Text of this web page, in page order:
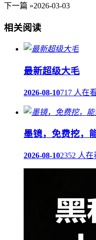
下一篇 »2026-03-03
相关阅读
最新超级大毛
2026-08-10717 人在
墨镜，免费挖，
2026-08-102352 人在